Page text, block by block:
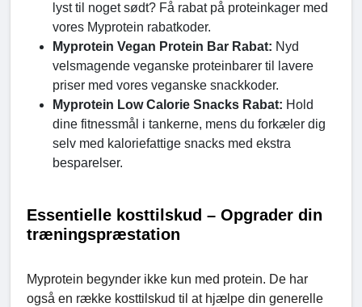
lyst til noget sødt? Få rabat på proteinkager med
vores Myprotein rabatkoder.
Myprotein Vegan Protein Bar Rabat: Nyd
velsmagende veganske proteinbarer til lavere
priser med vores veganske snackkoder.
Myprotein Low Calorie Snacks Rabat: Hold
dine fitnessmål i tankerne, mens du forkæler dig
selv med kaloriefattige snacks med ekstra
besparelser.
Essentielle kosttilskud – Opgrader din
træningspræstation
Myprotein begynder ikke kun med protein. De har
også en række kosttilskud til at hjælpe din generelle